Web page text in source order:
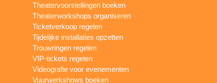
Theatervoorstellingen boeken
Theaterworkshops organiseren
Ticketverkoop regelen
Tijdelijke installaties opzetten
Trouwringen regelen
VIP-tickets regelen
Videografie voor evenementen
Vuurwerkshows boeken